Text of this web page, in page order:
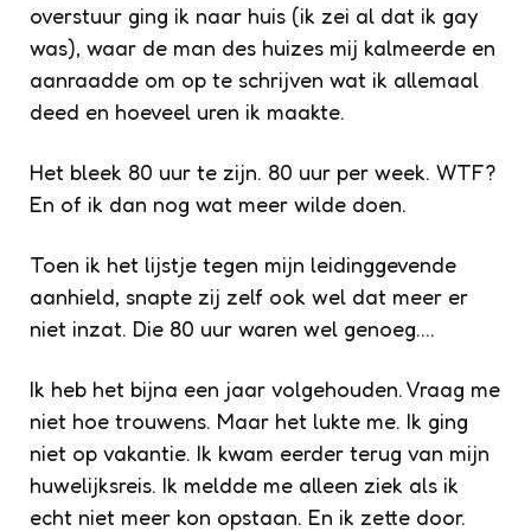
overstuur ging ik naar huis (ik zei al dat ik gay
was), waar de man des huizes mij kalmeerde en
aanraadde om op te schrijven wat ik allemaal
deed en hoeveel uren ik maakte.
Het bleek 80 uur te zijn. 80 uur per week. WTF?
En of ik dan nog wat meer wilde doen.
Toen ik het lijstje tegen mijn leidinggevende
aanhield, snapte zij zelf ook wel dat meer er
niet inzat. Die 80 uur waren wel genoeg….
Ik heb het bijna een jaar volgehouden. Vraag me
niet hoe trouwens. Maar het lukte me. Ik ging
niet op vakantie. Ik kwam eerder terug van mijn
huwelijksreis. Ik meldde me alleen ziek als ik
echt niet meer kon opstaan. En ik zette door.